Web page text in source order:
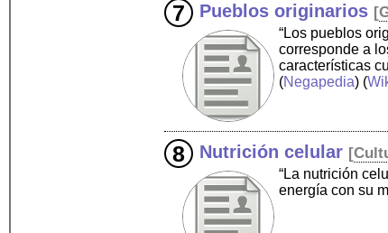
Pueblos originarios [
“Los pueblos
corresponde a
características
(Negapedia) (
Nutrición celular [
“La nutrición
energía con su